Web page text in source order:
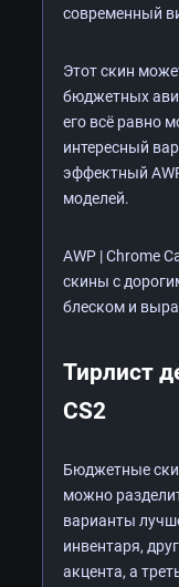
современный
Этот скин
бюджетных
его всё равно
интересный
эффектный
моделей.
AWP | Chrome
скины с
блеском и
Тирлист
CS2
Бюджетные
можно
варианты
инвентаря,
акцента, а